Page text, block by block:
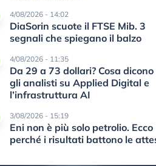
4/08/2026 - 14:02
DiaSorin scuote il FTSE Mib. 3
segnali che spiegano il balzo
4/08/2026 - 11:35
Da 29 a 73 dollari? Cosa dicono
gli analisti su Applied Digital e
l’infrastruttura AI
3/08/2026 - 15:19
Eni non è più solo petrolio. Ecco
perché i risultati battono le